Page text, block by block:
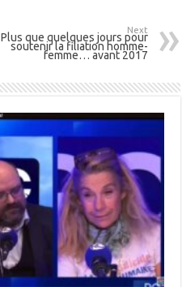
Next
Plus que quelques jours pour
soutenir la filiation homme-
femme… avant 2017